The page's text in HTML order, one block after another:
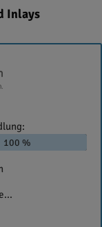
Inlays
100 %